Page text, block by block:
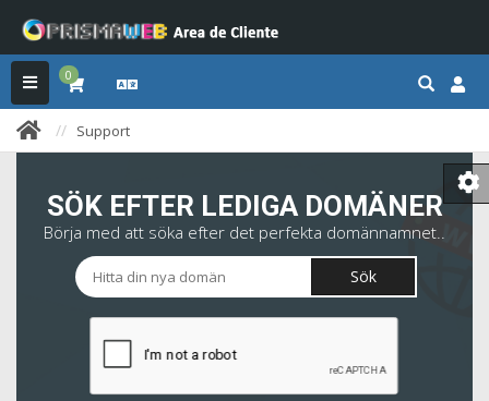
0
Support
SÖK EFTER LEDIGA DOMÄNER
Börja med att söka efter det perfekta domännamnet..
Sök